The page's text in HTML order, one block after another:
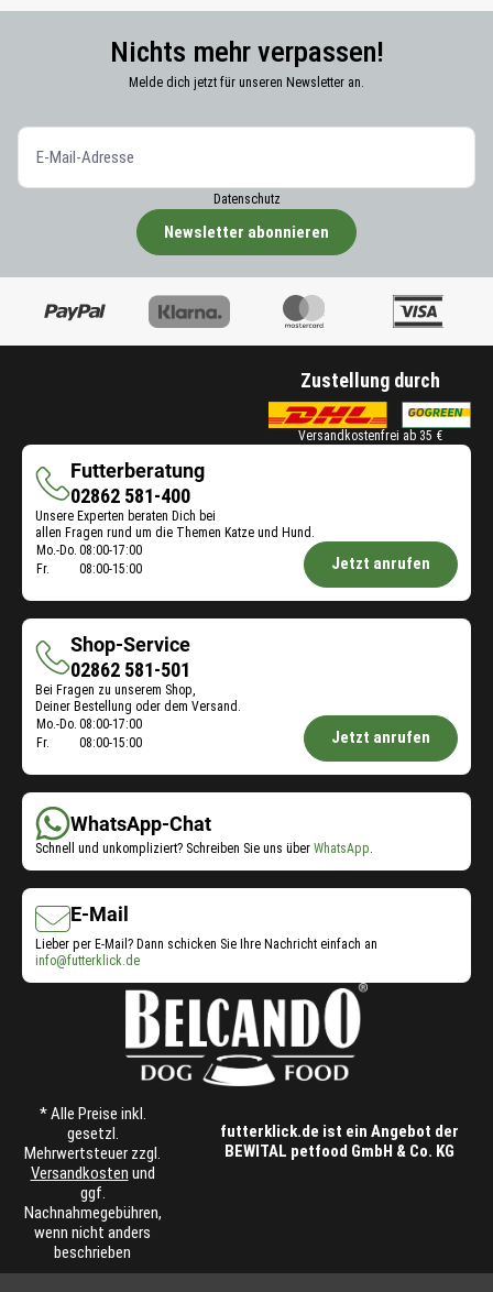
Nichts mehr verpassen!
Melde dich jetzt für unseren Newsletter an.
Datenschutz
Newsletter abonnieren
Zustellung durch
Versandkostenfrei ab 35 €
Futterberatung
Futterberatung
02862 581-400
Unsere Experten beraten Dich bei
allen Fragen rund um die Themen Katze und Hund.
Öffnungszeiten
Mo.-Do. 08:00-17:00
Fr.
08:00-15:00 Jetzt anrufen
Shop-Service
Shop-
Service
02862 581-501
Bei Fragen zu unserem Shop,
Deiner Bestellung oder dem Versand.
Öffnungszeiten
Service:
Mo.-Do. 08:00-17:00
Fr.
08:00-15:00 Jetzt anrufen
WhatsApp-Chat
Schnell und unkompliziert? Schreiben Sie uns über WhatsApp.
E-Mail
Lieber per E-Mail? Dann schicken Sie Ihre Nachricht einfach an
info@futterklick.de
* Alle Preise inkl.
gesetzl.
Mehrwertsteuer zzgl.
Versandkosten und
ggf.
Nachnahmegebühren,
wenn nicht anders
beschrieben
futterklick.de ist ein Angebot der
BEWITAL petfood GmbH & Co. KG